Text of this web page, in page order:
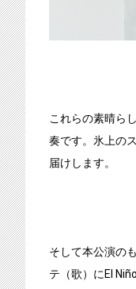
これらの素晴ら
奏です。氷上の
届けします。
そして本公演の
テ（歌）にEl